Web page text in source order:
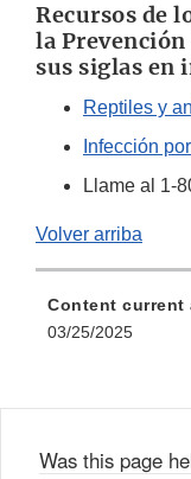
Recursos de
la Prevención
sus siglas en
Reptiles y
Infección por
Llame al 1-
Volver arriba
Content current
03/25/2025
Was this page